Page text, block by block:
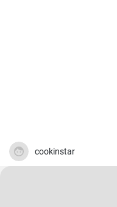
cookinstar